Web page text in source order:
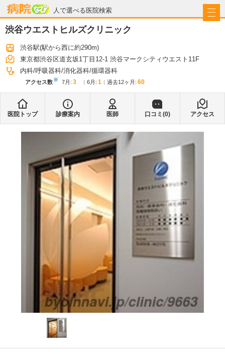
人で選べる医院検索
病院なび
渋谷ウエストヒルズクリニック
渋谷駅(駅から西に約290m)
東京都渋谷区道玄坂1丁目12-1 渋谷マークシティウエスト11F
内科 呼吸器科 消化器科 循環器科
アクセス数※ 7月 : 3 6月 : 1 過去12ヶ月: 60
医院トップ 診療案内 医師 口コミ(0) アクセス